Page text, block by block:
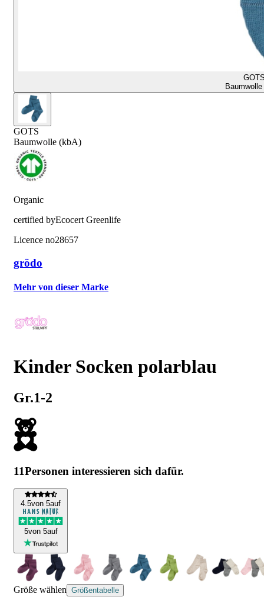
GOTS
Baumwolle (kbA)
Organic
certified byEcocert Greenlife
Licence no28657
grödo
Mehr von dieser Marke
Kinder Socken polarblau
Gr.1-2
11Personen interessieren sich dafür.
4.5von 5auf
5von 5auf
Größe wählen Größentabelle